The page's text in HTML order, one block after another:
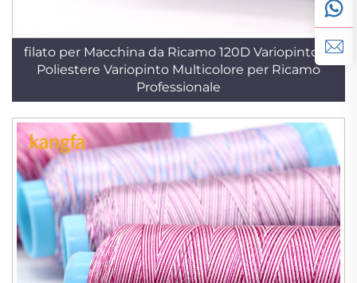
filato per Macchina da Ricamo 120D Variopinto in
Poliestere Variopinto Multicolore per Ricamo
Professionale